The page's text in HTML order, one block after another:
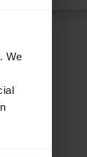
We